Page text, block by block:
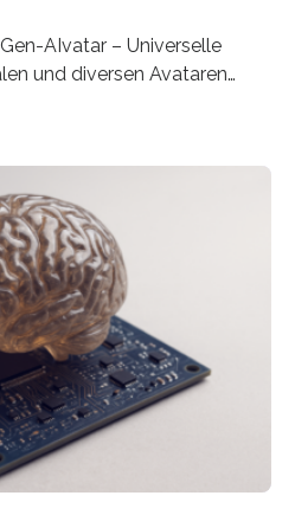
AIvatar – Universelle
und diversen Avataren
2 Millionen Euro. Dabei
neuartige, KI-gestützte
Emotionen für realistische
innovative und
um lebensechte Avatare zu
ist uns eine ganzheitliche
Körperbewegung, Gestik